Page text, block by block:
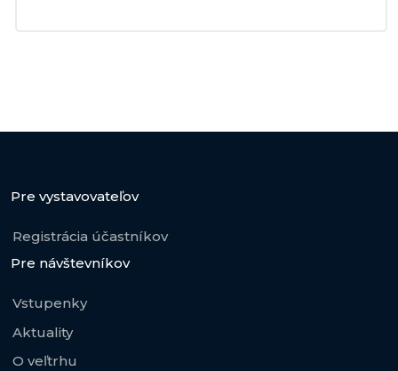
Pre vystavovateľov
Registrácia účastníkov
Pre návštevníkov
Vstupenky
Aktuality
O veľtrhu